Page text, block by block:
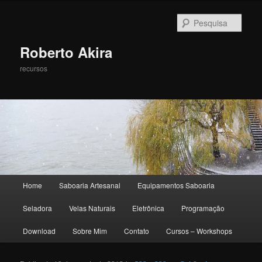
Roberto Akira
recursos
Pular para o conteúdo principal
Pular para o conteúdo secundário
Home Saboaria Artesanal Equipamentos Saboaria
Seladora Velas Naturais Eletrônica Programação
Download Sobre Mim Contato Cursos – Workshops